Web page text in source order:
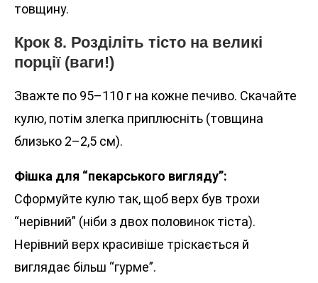
товщину.
Крок 8. Розділіть тісто на великі
порції (ваги!)
Зважте по 95–110 г на кожне печиво. Скачайте
кулю, потім злегка приплюсніть (товщина
близько 2–2,5 см).
Фішка для “пекарського вигляду”:
Сформуйте кулю так, щоб верх був трохи
“нерівний” (ніби з двох половинок тіста).
Нерівний верх красивіше тріскається й
виглядає більш “гурме”.